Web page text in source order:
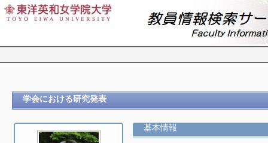
学会における研究発表
基本情報